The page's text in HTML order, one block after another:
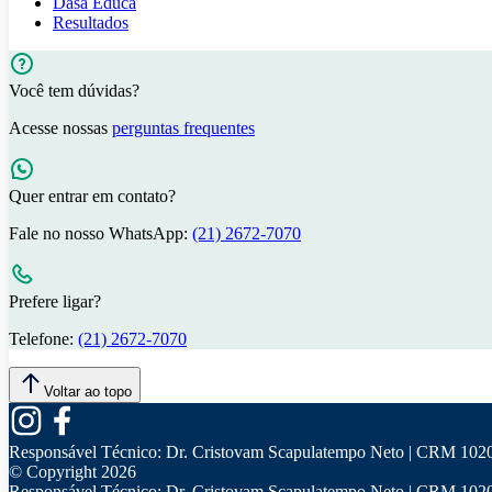
Resultados
Você tem dúvidas?
Acesse nossas perguntas frequentes
Quer entrar em contato?
Fale no nosso WhatsApp: (21) 2672-7070
Prefere ligar?
Telefone: (21) 2672-7070
Voltar ao topo
Responsável Técnico: Dr. Cristovam Scapulatempo Neto | CRM
© Copyright 2026